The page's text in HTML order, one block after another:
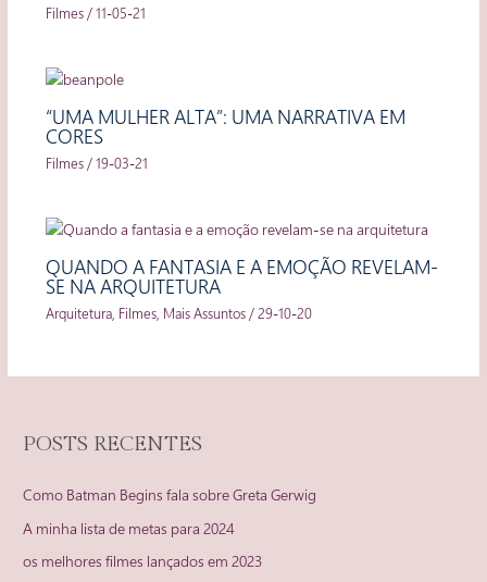
Filmes/11-05-21
“UMA MULHER ALTA”: UMA NARRATIVA EM
CORES
Filmes/19-03-21
QUANDO A FANTASIA E A EMOÇÃO REVELAM-
SE NA ARQUITETURA
Arquitetura, Filmes, Mais Assuntos/29-10-20
POSTS RECENTES
Como Batman Begins fala sobre Greta Gerwig
A minha lista de metas para 2024
os melhores filmes lançados em 2023